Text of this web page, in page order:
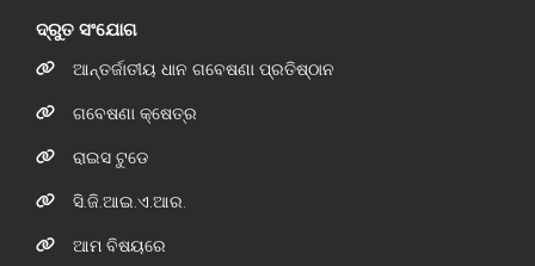
ଦ୍ରୁତ ସଂଯୋଗ
ଆନ୍ତର୍ଜାତୀୟ ଧାନ ଗବେଷଣା ପ୍ରତିଷ୍ଠାନ
ଗବେଷଣା କ୍ଷେତ୍ର
ରାଇସ ଟୁଡେ
ସି.ଜି.ଆଇ.ଏ.ଆର.
ଆମ ବିଷୟରେ